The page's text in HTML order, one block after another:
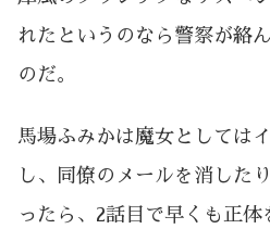
れたというのなら警察が絡
のだ。
馬場ふみかは魔女としては
し、同僚のメールを消した
ったら、2話目で早くも正体